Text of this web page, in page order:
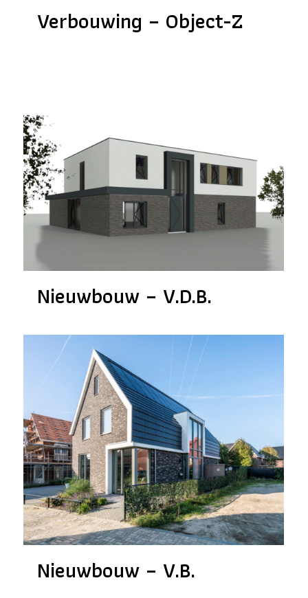
Verbouwing – Object-Z
Nieuwbouw – V.D.B.
Nieuwbouw – V.B.